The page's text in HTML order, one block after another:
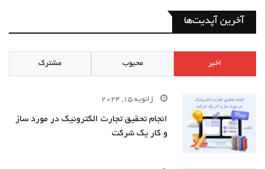
آخرین آپدیت‌ها
اخیر محبوب مشترک
ژانویه 15, 2024
انجام تحقیق تجارت الکترونیک در مورد ساز
و کار یک شرکت